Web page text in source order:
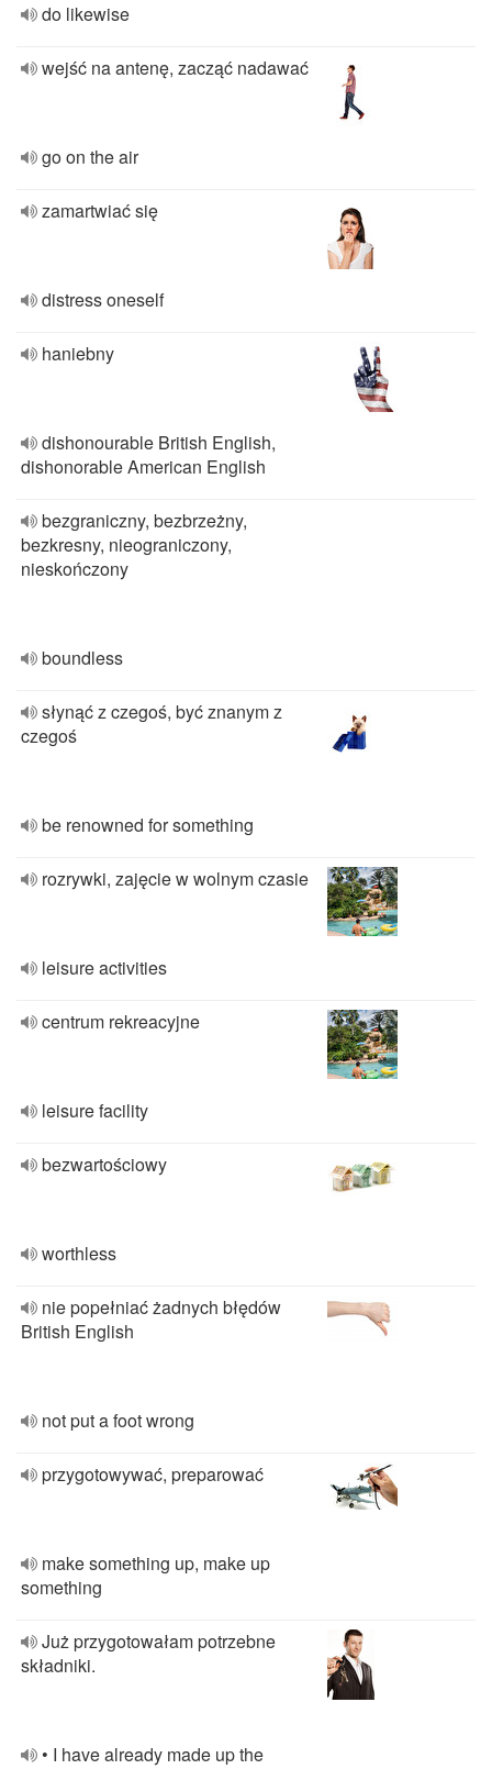
do likewise
wejść na antenę, zacząć nadawać
go on the air
zamartwiać się
distress oneself
haniebny
dishonourable British English,
dishonorable American English
bezgraniczny, bezbrzeżny,
bezkresny, nieograniczony,
nieskończony
boundless
słynąć z czegoś, być znanym z
czegoś
be renowned for something
rozrywki, zajęcie w wolnym czasie
leisure activities
centrum rekreacyjne
leisure facility
bezwartościowy
worthless
nie popełniać żadnych błędów
British English
not put a foot wrong
przygotowywać, preparować
make something up, make up
something
Już przygotowałam potrzebne
składniki.
• I have already made up the